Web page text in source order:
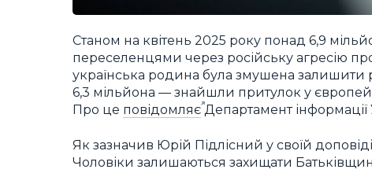
Станом на квітень 2025 року понад 6,9
переселенцями через російську агресію
українська родина була змушена залишити
6,3 мільйона — знайшли притулок у
Про це повідомляєДепартамент інформації
Як зазначив Юрій Підлісний у своїй
Чоловіки залишаються захищати